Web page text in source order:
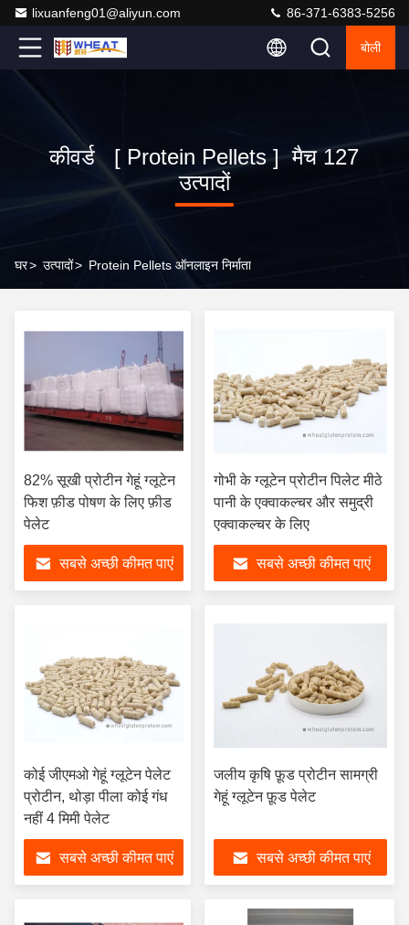
lixuanfeng01@aliyun.com 86-371-6383-5256
बोली
कीवर्ड [ Protein Pellets ] मैच 127
उत्पादों
घर> उत्पादों> Protein Pellets ऑनलाइन निर्माता
82% सूखी प्रोटीन गेहूं ग्लूटेन
फिश फ़ीड पोषण के लिए फ़ीड
पेलेट
सबसे अच्छी कीमत पाएं
गोभी के ग्लूटेन प्रोटीन पिलेट मीठे
पानी के एक्वाकल्चर और समुद्री
एक्वाकल्चर के लिए
सबसे अच्छी कीमत पाएं
कोई जीएमओ गेहूं ग्लूटेन पेलेट
प्रोटीन, थोड़ा पीला कोई गंध
नहीं 4 मिमी पेलेट
सबसे अच्छी कीमत पाएं
जलीय कृषि फ़ूड प्रोटीन सामग्री
गेहूं ग्लूटेन फ़ूड पेलेट
सबसे अच्छी कीमत पाएं